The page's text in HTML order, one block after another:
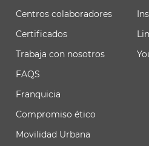
Centros colaboradores
Certificados
Trabaja con nosotros
FAQS
Franquicia
Compromiso ético
Movilidad Urbana